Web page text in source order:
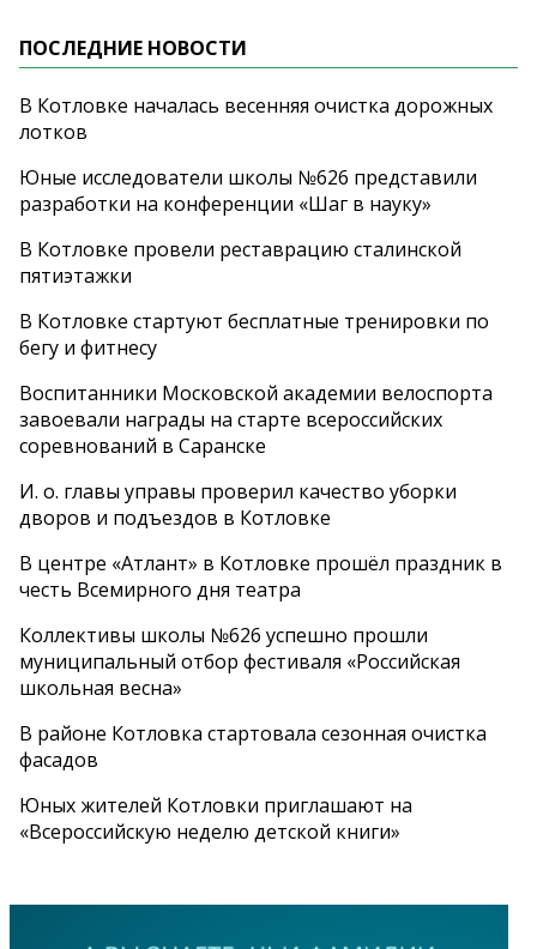
ПОСЛЕДНИЕ НОВОСТИ
В Котловке началась весенняя очистка дорожных
лотков
Юные исследователи школы №626 представили
разработки на конференции «Шаг в науку»
В Котловке провели реставрацию сталинской
пятиэтажки
В Котловке стартуют бесплатные тренировки по
бегу и фитнесу
Воспитанники Московской академии велоспорта
завоевали награды на старте всероссийских
соревнований в Саранске
И. о. главы управы проверил качество уборки
дворов и подъездов в Котловке
В центре «Атлант» в Котловке прошёл праздник в
честь Всемирного дня театра
Коллективы школы №626 успешно прошли
муниципальный отбор фестиваля «Российская
школьная весна»
В районе Котловка стартовала сезонная очистка
фасадов
Юных жителей Котловки приглашают на
«Всероссийскую неделю детской книги»